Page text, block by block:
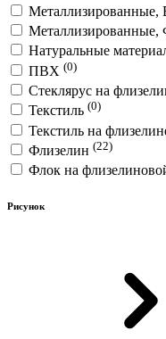
Металлизированные,
Металлизированные,
Натуральные
ПВХ (0)
Стеклярус на
Текстиль (0)
Текстиль на
Флизелин (22)
Флок на
Рисунок